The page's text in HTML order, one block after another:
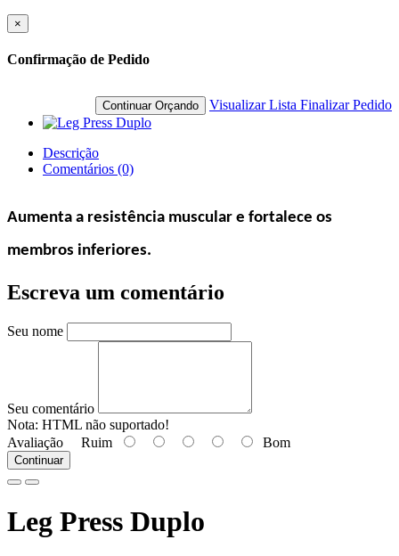
×
Confirmação de Pedido
Continuar Orçando Visualizar Lista Finalizar Pedido
Descrição
Comentários (0)
Aumenta a resistência muscular e fortalece os
membros inferiores.
Escreva um comentário
Seu nome
Seu comentário
Nota: HTML não suportado!
Avaliação Ruim Bom
Continuar
Leg Press Duplo